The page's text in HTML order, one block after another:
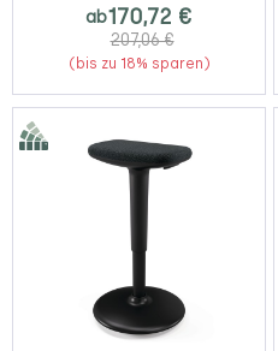
ab170,72 €
207,06 €
(bis zu 18% sparen)